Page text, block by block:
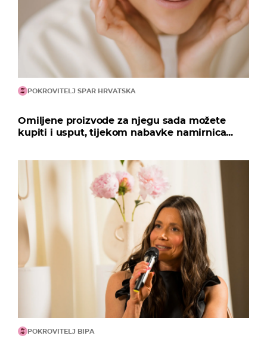
POKROVITELJ SPAR HRVATSKA
Omiljene proizvode za njegu sada možete
kupiti i usput, tijekom nabavke namirnica...
POKROVITELJ BIPA